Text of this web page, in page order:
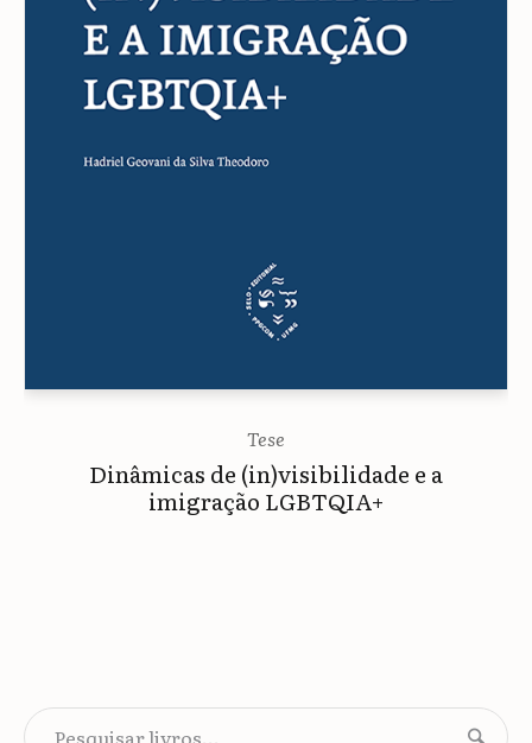
Tese
Dinâmicas de (in)visibilidade e a
imigração LGBTQIA+